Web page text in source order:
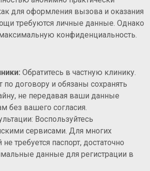
для оформления вызова и оказания
требуются личные данные. Однако
конфиденциальность.
Обратитесь в частную клинику.
по договору и обязаны сохранять
не передавая ваши данные
без вашего согласия.
Воспользуйтесь
сервисами. Для многих
не требуется паспорт, достаточно
данные для регистрации в